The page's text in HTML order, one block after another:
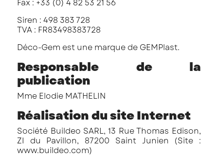
Fax : +33 (0) 4 82 53 21 56
Siren : 498 383 728
TVA : FR83498383728
Déco-Gem est une marque de GEMPlast.
Responsable de la
publication
Mme Elodie MATHELIN
Réalisation du site Internet
Société Buildeo SARL, 13 Rue Thomas Edison,
ZI du Pavillon, 87200 Saint Junien (Site :
www.buildeo.com)